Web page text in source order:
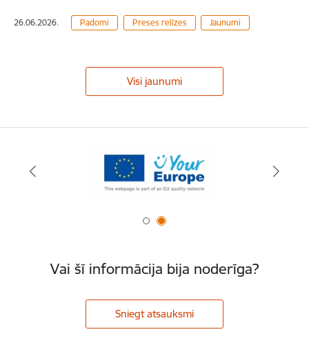
26.06.2026. Padomi Preses relīzes Jaunumi
Visi jaunumi
Vai šī informācija bija noderīga?
Sniegt atsauksmi